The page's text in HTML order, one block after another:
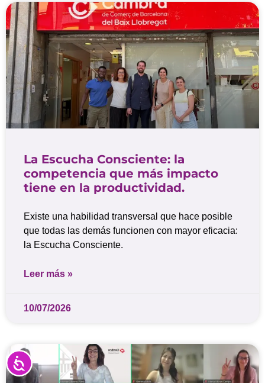
Accesibilidad
La Escucha Consciente: la
competencia que más impacto
tiene en la productividad.
Existe una habilidad transversal que hace posible
que todas las demás funcionen con mayor eficacia:
la Escucha Consciente.
Leer más »
10/07/2026